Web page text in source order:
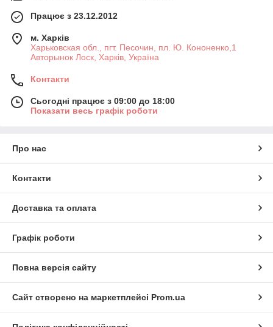
Працює з 23.12.2012
м. Харків
Харьковская обл., пгт. Песочин, пл. Ю. Кононенко,1
Авторынок Лоск, Харків, Україна
Контакти
Сьогодні працює з 09:00 до 18:00
Показати весь графік роботи
Про нас
Контакти
Доставка та оплата
Графік роботи
Повна версія сайту
Сайт створено на маркетплейсі Prom.ua